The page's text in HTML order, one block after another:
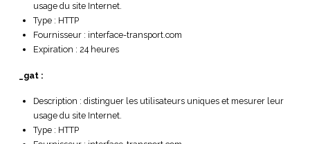
usage du site Internet.
Type : HTTP
Fournisseur : interface-transport.com
Expiration : 24 heures
_gat :
Description : distinguer les utilisateurs uniques et mesurer leur
usage du site Internet.
Type : HTTP